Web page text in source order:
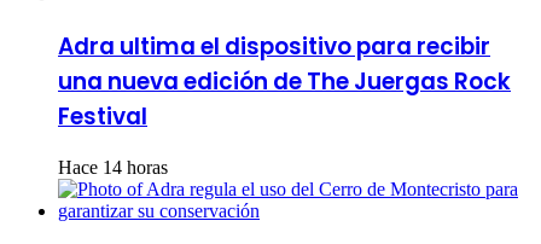
Adra ultima el dispositivo para recibir
una nueva edición de The Juergas Rock
Festival
Hace 14 horas